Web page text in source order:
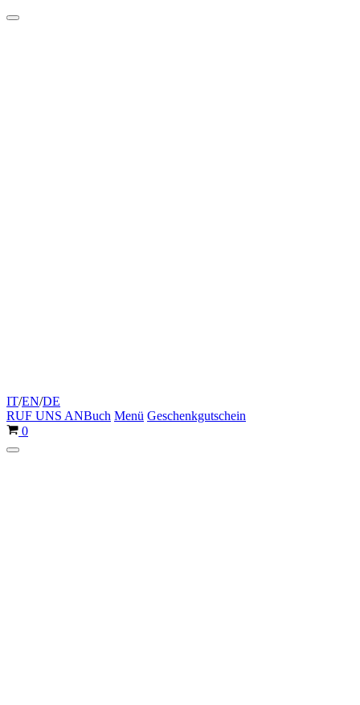
Navigationsmenü
IT/EN/DE
RUF UNS ANBuch Menü Geschenkgutschein
Warenkorb
0
Navigationsmenü